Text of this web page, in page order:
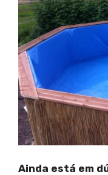
Ainda está em